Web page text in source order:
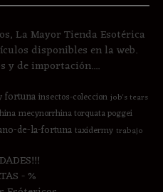
La Mayor Tienda Esotérica
disponibles en la web.
y de importación....
fortunainsectos-coleccion job's tears
mecynorrhina torquata poggei
de-la-fortunataxidermy trabajo
- %